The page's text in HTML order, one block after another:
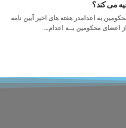
می کند؟
به اعدامدر هفته های اخیر آیین نامه
اعضای محکومین بــه اعدام...